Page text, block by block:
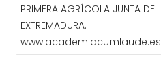
PRIMERA AGRÍCOLA JUNTA DE
EXTREMADURA.
www.academiacumlaude.es